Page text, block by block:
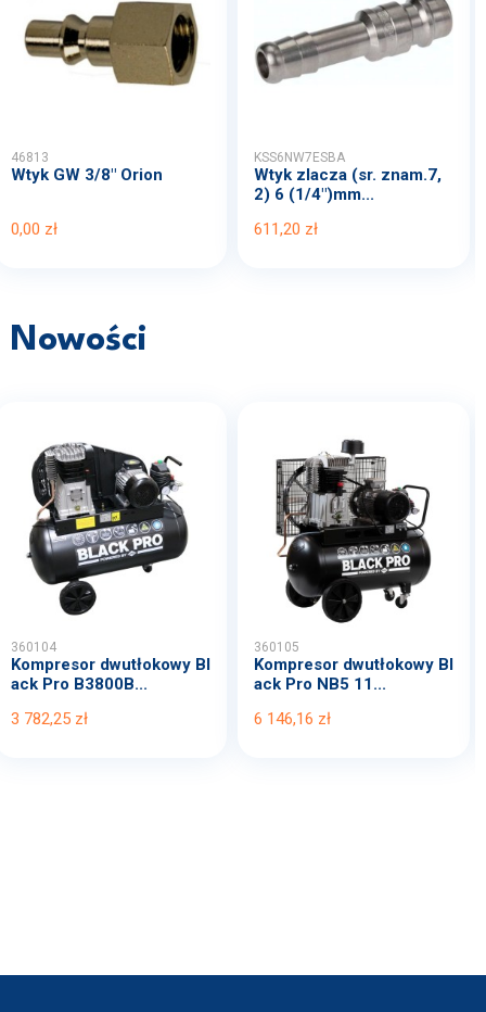
46813
Wtyk GW 3/8" Orion
0,00 zł
KSS6NW7ESBA
Wtyk zlacza (sr. znam.7,
2) 6 (1/4")mm...
611,20 zł
Nowości
360104
Kompresor dwutłokowy Bl
ack Pro B3800B...
3 782,25 zł
360105
Kompresor dwutłokowy Bl
ack Pro NB5 11...
6 146,16 zł